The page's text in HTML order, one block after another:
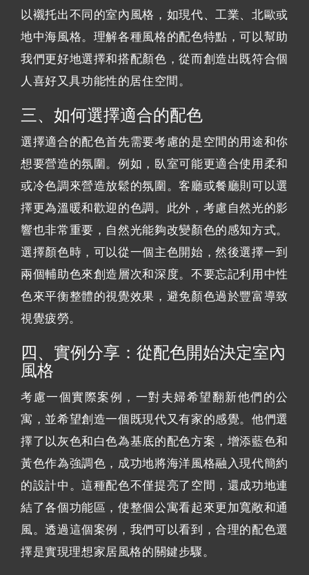
以襯托出不同的室內風格，如現代、工業、北歐或
地中海風格。理解各種風格的配色特點，可以幫助
我們更好地選擇和搭配顏色，從而創造出既符合個
人喜好又具功能性的居住空間。
三、如何選擇適合的配色
選擇適合的配色首先需要考慮的是空間的用途和你
想要營造的氛圍。例如，臥室可能更適合使用柔和
或冷色調來營造放鬆的氛圍。客廳或餐廳則可以選
擇更為溫暖和歡迎的色調。此外，考慮自然光的影
響也非常重要，自然光能夠改變顏色的感知方式。
選擇顏色時，可以從一個主色開始，然後選擇一到
兩個輔助色來創造層次和深度。不要忘記利用中性
色來平衡整體的視覺效果，避免顏色過於豐富導致
視覺疲勞。
四、實例分享：從配色開始決定室內
風格
考慮一個實際案例，一對夫婦希望翻新他們的公
寓，並希望創造一個既現代又有家的感覺。他們選
擇了以灰色和白色為基底的配色方案，增添藍色和
黃色作為強調色，成功地將海洋風格融入現代簡約
的設計中。這種配色不僅提亮了空間，還成功地連
結了各個功能區，使整個公寓看起來更加寬敞和通
風。透過這個案例，我們可以看到，合理的配色選
擇是實現理想家居風格的關鍵步驟。